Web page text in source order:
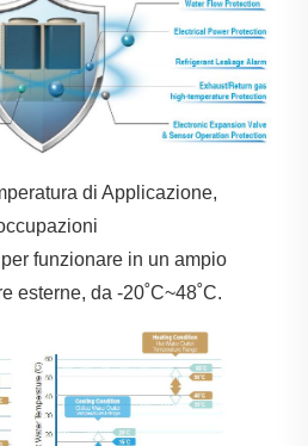
di Applicazione,
funzionare in un ampio
esterne, da -20˚C~48˚C.